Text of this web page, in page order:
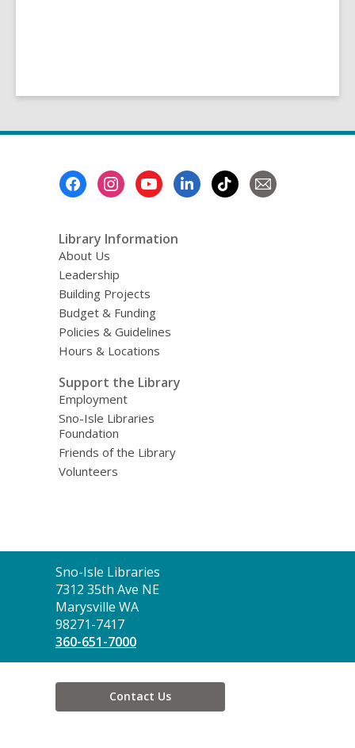
Library Information
About Us
Leadership
Building Projects
Budget & Funding
Policies & Guidelines
Hours & Locations
Support the Library
Employment
Sno-Isle Libraries
Foundation
Friends of the Library
Volunteers
Contact
the
Library
Sno-Isle Libraries
7312 35th Ave NE
Marysville WA
98271-7417
360-651-7000
Contact Us